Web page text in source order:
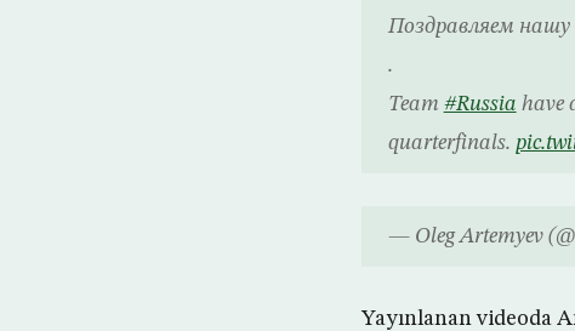
Поздравляем нашу
.
Team #Russia have
quarterfinals.
— Oleg Artemyev
Yayınlanan videoda